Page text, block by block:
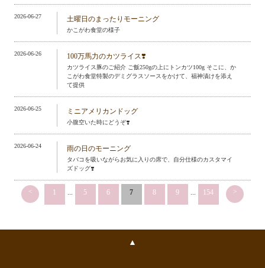
2026-06-27 土曜日のまったりモーニング
かこがわ食堂の様子
2026-06-26 100万馬力のカツライス❣️
カツライス豚のご紹介 ご飯250gの上にトンカツ100g そこに、か
こがわ食堂特製のデミグラスソースをかけて、福神漬けを添え
て提供
2026-06-25 ミニアメリカンドッグ
小腹空いた時にどうぞ❣️
2026-06-24 雨の日のモーニング
タバコを吸いながらお気に入りの席で、自分仕様のカスタマイ
ズドッグ❣️
< 1 ... 5 6 7 8 9 ... 154 >
▲